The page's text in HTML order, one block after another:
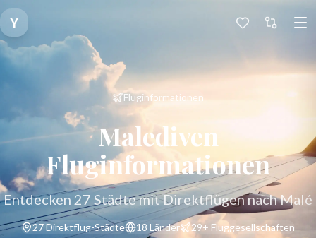
Y
Fluginformationen
Malediven
Fluginformationen
Entdecken 27 Städte mit Direktflügen nach Malé
27Direktflug-Städte 18 Länder 29+ Fluggesellschaften